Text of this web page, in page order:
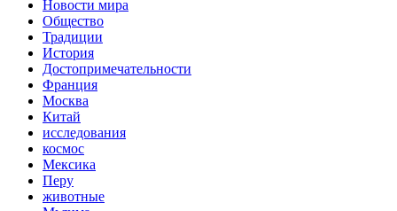
Новости мира
Общество
Традиции
История
Достопримечательности
Франция
Москва
Китай
исследования
космос
Мексика
Перу
животные